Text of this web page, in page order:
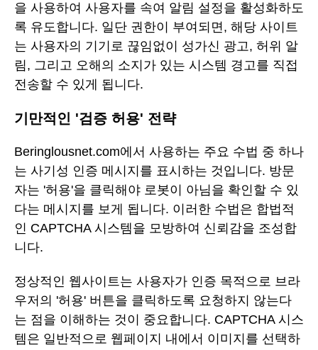
을 사용하여 사용자를 속여 알림 설정을 활성화하도
록 유도합니다. 일단 권한이 부여되면, 해당 사이트
는 사용자의 기기로 끊임없이 성가신 광고, 허위 알
림, 그리고 오해의 소지가 있는 시스템 경고를 직접
전송할 수 있게 됩니다.
기만적인 '검증 허용' 전략
Beringlousnet.com에서 사용하는 주요 수법 중 하나
는 사기성 인증 메시지를 표시하는 것입니다. 방문
자는 '허용'을 클릭해야 로봇이 아님을 확인할 수 있
다는 메시지를 보게 됩니다. 이러한 수법은 합법적
인 CAPTCHA 시스템을 모방하여 신뢰감을 조성합
니다.
정상적인 웹사이트는 사용자가 인증 목적으로 브라
우저의 '허용' 버튼을 클릭하도록 요청하지 않는다
는 점을 이해하는 것이 중요합니다. CAPTCHA 시스
템은 일반적으로 웹페이지 내에서 이미지를 선택하